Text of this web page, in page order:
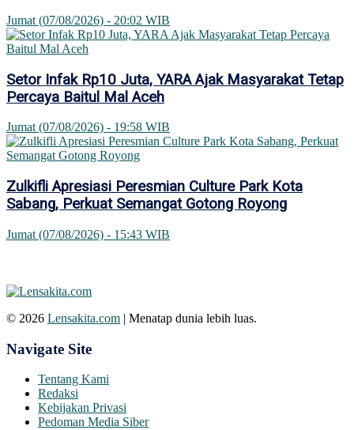
Jumat (07/08/2026) - 20:02 WIB
Setor Infak Rp10 Juta, YARA Ajak Masyarakat Tetap
Percaya Baitul Mal Aceh
Jumat (07/08/2026) - 19:58 WIB
Zulkifli Apresiasi Peresmian Culture Park Kota
Sabang, Perkuat Semangat Gotong Royong
Jumat (07/08/2026) - 15:43 WIB
© 2026 Lensakita.com | Menatap dunia lebih luas.
Navigate Site
Tentang Kami
Redaksi
Kebijakan Privasi
Pedoman Media Siber